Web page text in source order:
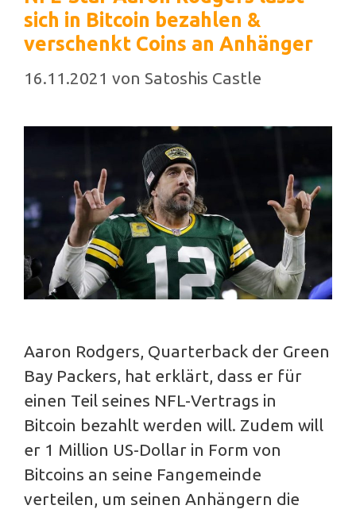
sich in Bitcoin bezahlen &
verschenkt Coins an Anhänger
16.11.2021 von Satoshis Castle
Aaron Rodgers, Quarterback der Green
Bay Packers, hat erklärt, dass er für
einen Teil seines NFL-Vertrags in
Bitcoin bezahlt werden will. Zudem will
er 1 Million US-Dollar in Form von
Bitcoins an seine Fangemeinde
verteilen, um seinen Anhängern die